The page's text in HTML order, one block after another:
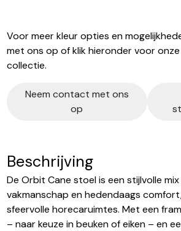
Voor meer kleur opties en
met ons op of klik hieronder voor
collectie.
Neem contact met ons
op
Beschrijving
De Orbit Cane stoel is een stijlvolle
vakmanschap en hedendaags
sfeervolle horecaruimtes. Met een
– naar keuze in beuken of eiken – en